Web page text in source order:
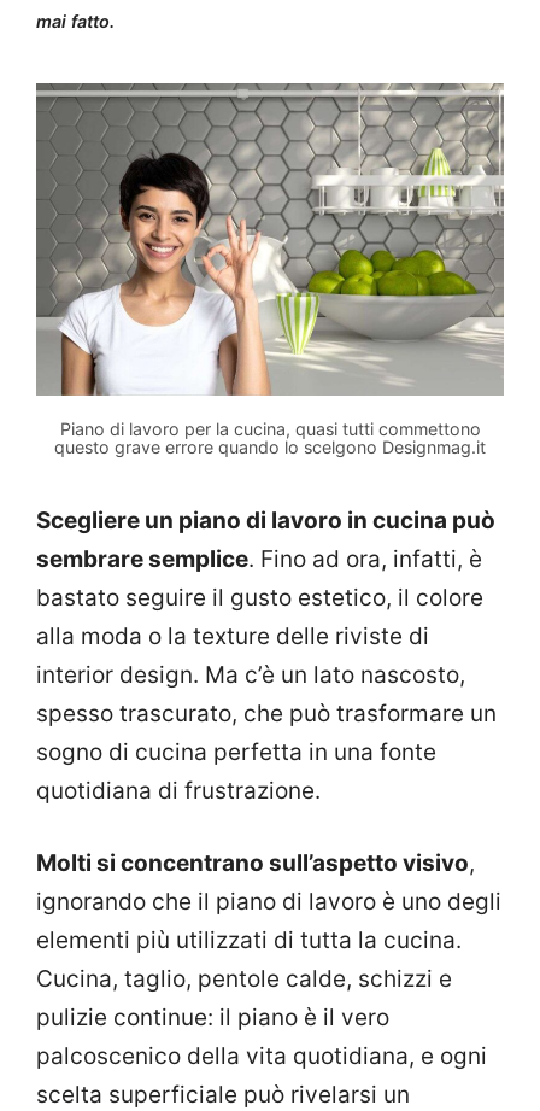
mai fatto.
Piano di lavoro per la cucina, quasi tutti commettono
questo grave errore quando lo scelgono Designmag.it
Scegliere un piano di lavoro in cucina può
sembrare semplice. Fino ad ora, infatti, è
bastato seguire il gusto estetico, il colore
alla moda o la texture delle riviste di
interior design. Ma c’è un lato nascosto,
spesso trascurato, che può trasformare un
sogno di cucina perfetta in una fonte
quotidiana di frustrazione.
Molti si concentrano sull’aspetto visivo,
ignorando che il piano di lavoro è uno degli
elementi più utilizzati di tutta la cucina.
Cucina, taglio, pentole calde, schizzi e
pulizie continue: il piano è il vero
palcoscenico della vita quotidiana, e ogni
scelta superficiale può rivelarsi un